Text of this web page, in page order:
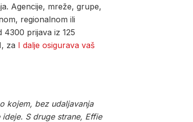
Agencije, mreže, grupe,
regionalnom ili
4300 prijava iz 125
za I dalje osigurava vaš
kojem, bez udaljavanja
S druge strane, Effie